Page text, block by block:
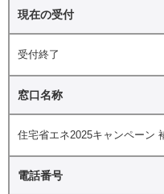
現在の受付
受付終了
窓口名称
住宅省エネ2025キャンペーン
電話番号